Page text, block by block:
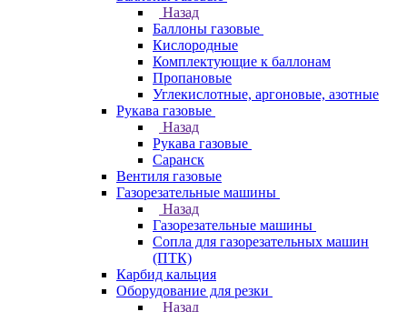
Назад
Баллоны газовые
Кислородные
Комплектующие к баллонам
Пропановые
Углекислотные, аргоновые, азотные
Рукава газовые
Назад
Рукава газовые
Саранск
Вентиля газовые
Газорезательные машины
Назад
Газорезательные машины
Сопла для газорезательных машин
(ПТК)
Карбид кальция
Оборудование для резки
Назад